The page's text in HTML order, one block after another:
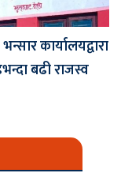
कार्यालयद्वारा
बढी राजस्व